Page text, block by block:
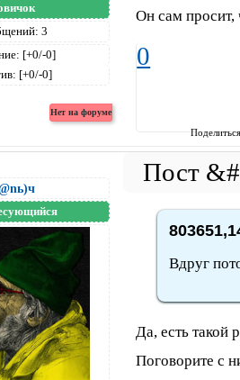
3
[+0/-0]
[+0/-0]
Он сам просит,
0
Вдруг
Да, есть такой
Поговорите с